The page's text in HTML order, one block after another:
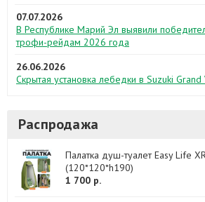
07.07.2026
В Республике Марий Эл выявили
трофи-рейдам 2026 года
26.06.2026
Скрытая установка лебедки в Suzuki
Распродажа
Палатка душ-туалет Easy Life
(120*120*h190)
1 700 р.